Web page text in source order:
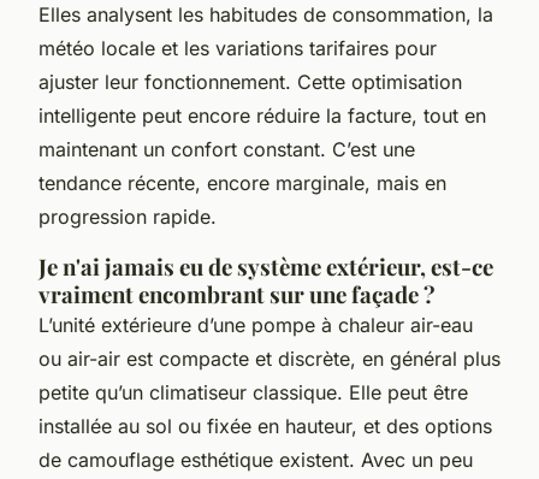
Elles analysent les habitudes de consommation, la
météo locale et les variations tarifaires pour
ajuster leur fonctionnement. Cette optimisation
intelligente peut encore réduire la facture, tout en
maintenant un confort constant. C’est une
tendance récente, encore marginale, mais en
progression rapide.
Je n'ai jamais eu de système extérieur, est-ce
vraiment encombrant sur une façade ?
L’unité extérieure d’une pompe à chaleur air-eau
ou air-air est compacte et discrète, en général plus
petite qu’un climatiseur classique. Elle peut être
installée au sol ou fixée en hauteur, et des options
de camouflage esthétique existent. Avec un peu